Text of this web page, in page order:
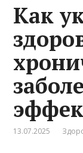
Как
13.07.2025